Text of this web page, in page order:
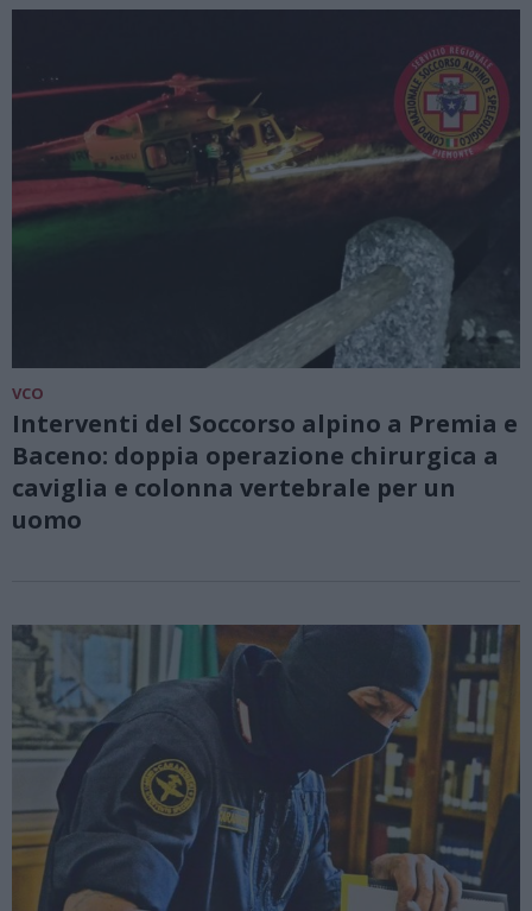
VCO
Interventi del Soccorso alpino a Premia e
Baceno: doppia operazione chirurgica a
caviglia e colonna vertebrale per un
uomo